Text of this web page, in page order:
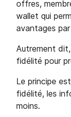
offres,
wallet qui
avantages
Autrement dit,
fidélité pour
Le principe
fidélité, les
moins.